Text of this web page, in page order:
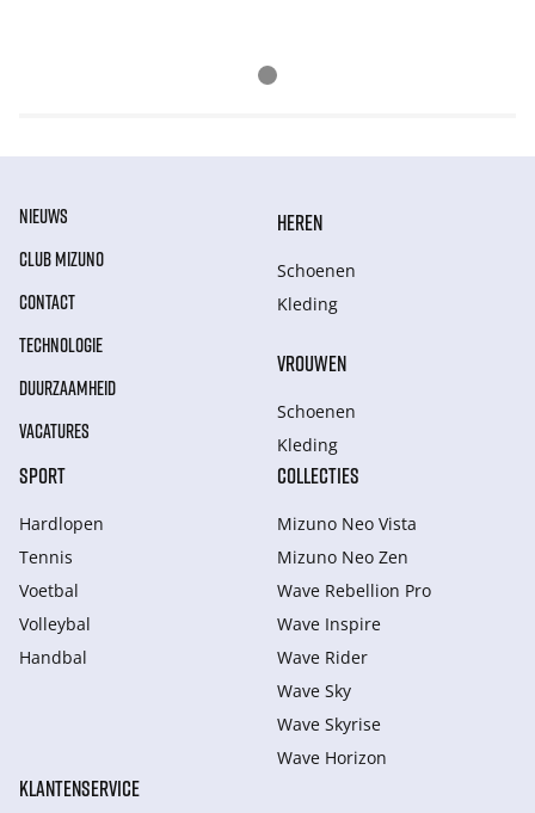
NIEUWS
CLUB MIZUNO
CONTACT
TECHNOLOGIE
DUURZAAMHEID
VACATURES
HEREN
Schoenen
Kleding
VROUWEN
Schoenen
Kleding
SPORT
Hardlopen
Tennis
Voetbal
Volleybal
Handbal
COLLECTIES
Mizuno Neo Vista
Mizuno Neo Zen
Wave Rebellion Pro
Wave Inspire
Wave Rider
Wave Sky
Wave Skyrise
Wave Horizon
KLANTENSERVICE